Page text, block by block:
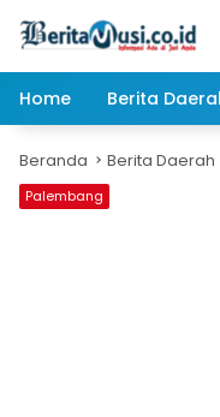
Home
Berita
Beranda Berita Daerah
Palembang